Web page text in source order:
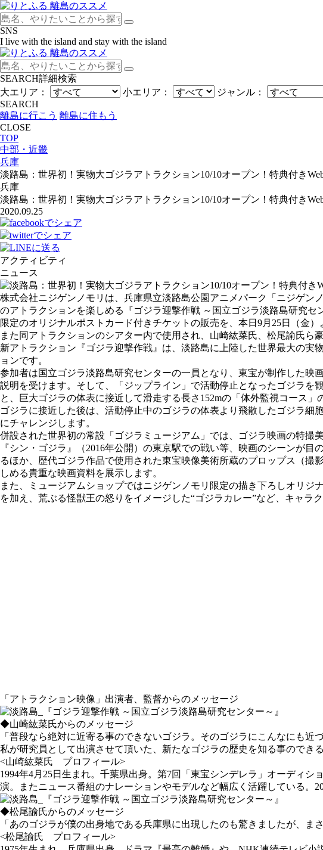
SNS
I live with the island and stay with the island
SEARCH詳細検索
大エリア：
小エリア： ジャンル：
SEARCH
離島に行こう 離島に住もう
CLOSE
TOP
中部・近畿
兵庫
淡路島：世界初！実物大ゴジラアトラクション10/10オープン！特典付き
兵庫
淡路島：世界初！実物大ゴジラアトラクション10/10オープン！特典付き
2020.09.25
アクティビティ
ニュース
株式会社ニジゲンノモリは、兵庫県立淡路島公園アニメパーク「ニジゲン
のアトラクションを楽しめる『ゴジラ迎撃作戦 ～国立ゴジラ淡路島研究
限定のオリジナルポストカード付きチケットの販売を、本日9月25日（金）
また同アトラクションのシアター内で使用され、山崎紘菜氏、松尾諭氏
新アトラクション『ゴジラ迎撃作戦』は、淡路島に上陸した世界最大の
ョンです。
参加者は国立ゴジラ淡路島研究センターの一員となり、東宝が制作した
説明を受けます。そして、「ジップライン」で活動停止となったゴジラを
と、巨大ゴジラの体表に接近して滑走する長さ152mの「体外監視コース」
ゴジラに接近した後は、活動停止中のゴジラの体表より飛散したゴジラ
にチャレンジします。
併設された世界初の常設「ゴジラミュージアム」では、ゴジラ映画の特
『シン・ゴジラ』（2016年公開）の東京駅での戦い等、映画のシーンが
るほか、歴代ゴジラ作品で使用された東宝映像美術所蔵のプロップス（
しめる貴重な映画資料を展示します。
また、ミュージアムショップではニジゲンノモリ限定の描き下ろしオリ
を加え、荒ぶる怪獣王の怒りをイメージした“ゴジラカレー”など、キャラ
「アトラクション映像」出演者、監督からのメッセージ
◆山崎紘菜氏からのメッセージ
「普段なら絶対に近寄る事のできないゴジラ。そのゴジラにこんなにも
私が研究員として出演させて頂いた、新たなゴジラの歴史を知る事のでき
<山崎紘菜氏 プロフィール>
1994年4月25日生まれ。千葉県出身。第7回「東宝シンデレラ」オーディ
演。またニュース番組のナレーションやモデルなど幅広く活躍している。
◆松尾諭氏からのメッセージ
「あのゴジラが僕の出身地である兵庫県に出現したのも驚きましたが、
<松尾諭氏 プロフィール>